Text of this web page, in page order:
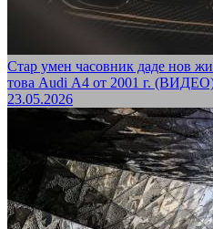
Стар умен часовник даде нов
това Audi А4 от 2001 г.
23.05.2026